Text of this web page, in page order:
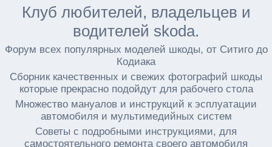
Клуб любителей, владельцев и
водителей skoda.
Форум всех популярных моделей шкоды, от Ситиго до
Кодиака
Сборник качественных и свежих фотографий шкоды
которые прекрасно подойдут для рабочего стола
Множество мануалов и инструкций к эсплуатации
автомобиля и мультимедийных систем
Советы с подробными инструкциями, для
самостоятельного ремонта своего автомобиля